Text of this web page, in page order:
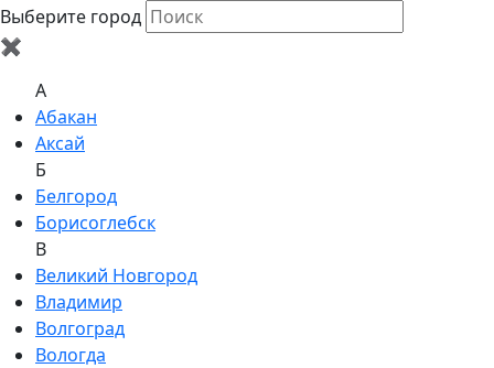
Выберите город
✖
A
Абакан
Аксай
Б
Белгород
Борисоглебск
В
Великий Новгород
Владимир
Волгоград
Вологда